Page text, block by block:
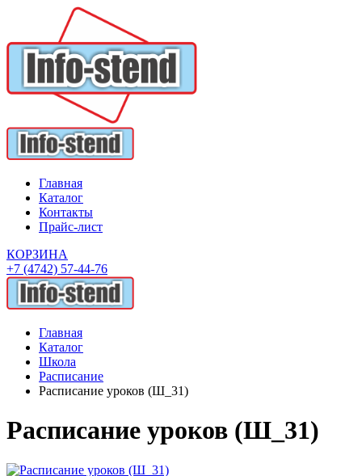
Главная
Каталог
Контакты
Прайс-лист
КОРЗИНА
+7 (4742) 57-44-76
Главная
Каталог
Школа
Расписание
Расписание уроков (Ш_31)
Расписание уроков (Ш_31)